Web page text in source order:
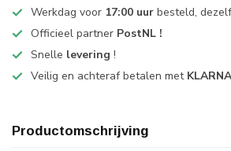
Werkdag voor 17:00 uur besteld,
Officieel partner PostNL !
Snelle levering !
Veilig en achteraf betalen met
Productomschrijving